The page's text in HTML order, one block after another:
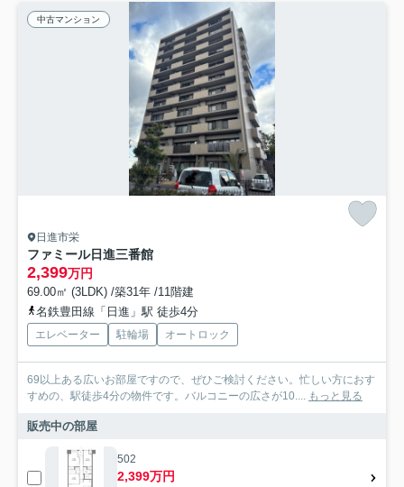
中古マンション
日進市栄
ファミール日進三番館
2,399万円
69.00㎡ (3LDK) /築31年 /11階建
名鉄豊田線「日進」駅 徒歩4分
エレベーター 駐輪場 オートロック
69以上ある広いお部屋ですので、ぜひご検討ください。忙しい方におす
すめの、駅徒歩4分の物件です。バルコニーの広さが10.... もっと見る
販売中の部屋
502
2,399万円